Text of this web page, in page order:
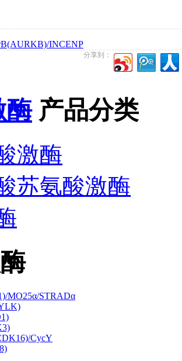
INCENP
分享到：
酶产品分类
激酶
苏氨酸激酶
MO25α/STRADα
CycY